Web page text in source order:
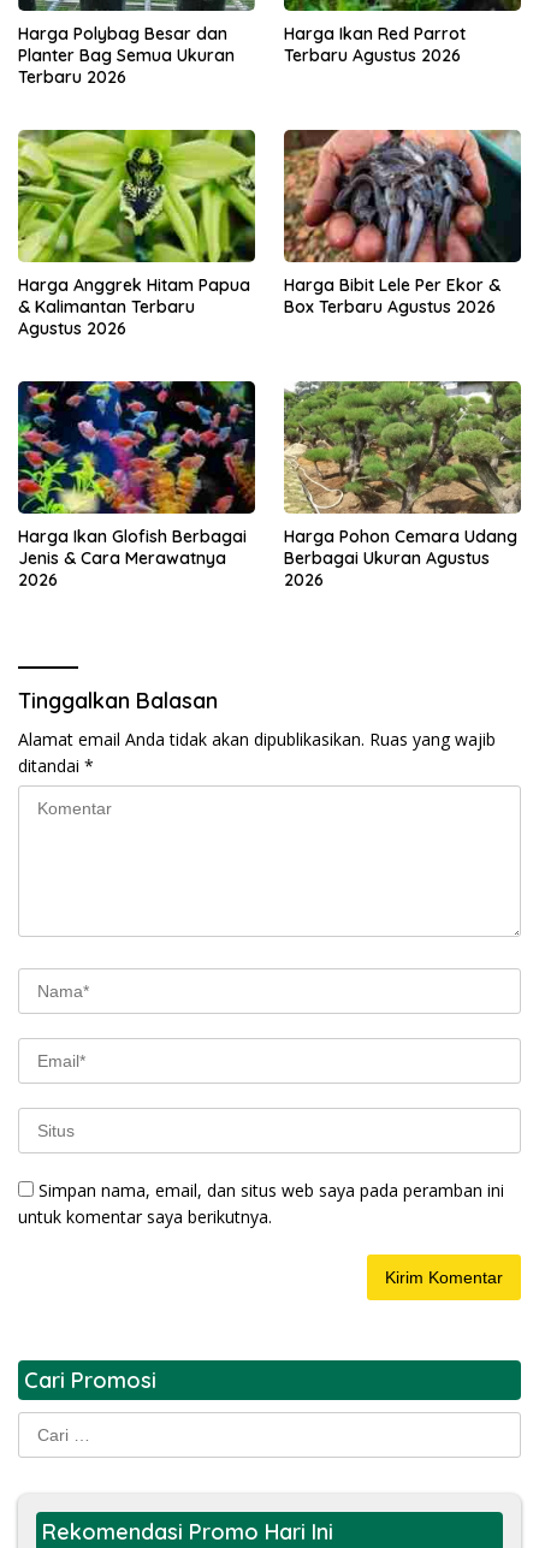
Harga Polybag Besar dan
Planter Bag Semua Ukuran
Terbaru 2026
Harga Ikan Red Parrot
Terbaru Agustus 2026
Harga Anggrek Hitam Papua
& Kalimantan Terbaru
Agustus 2026
Harga Bibit Lele Per Ekor &
Box Terbaru Agustus 2026
Harga Ikan Glofish Berbagai
Jenis & Cara Merawatnya
2026
Harga Pohon Cemara Udang
Berbagai Ukuran Agustus
2026
Tinggalkan Balasan
Alamat email Anda tidak akan dipublikasikan. Ruas yang wajib
ditandai *
Simpan nama, email, dan situs web saya pada peramban ini
untuk komentar saya berikutnya.
Cari Promosi
Cari
untuk:
Rekomendasi Promo Hari Ini